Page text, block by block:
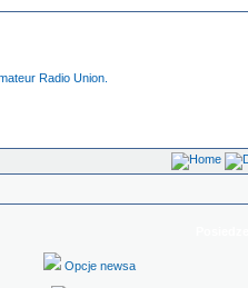
Opcje newsa